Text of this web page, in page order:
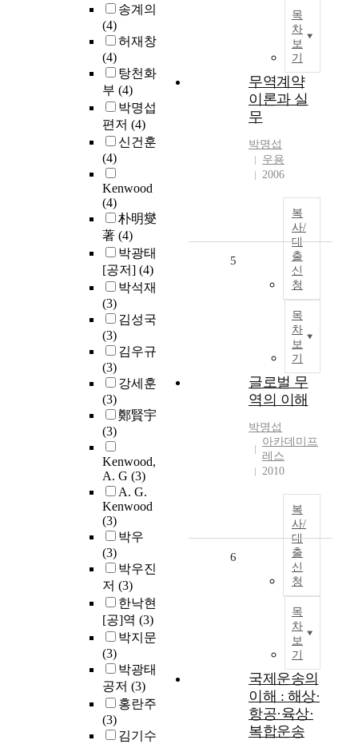
송계의
(4)
허재창
(4)
탕천화
부 (4)
박명섭
편저 (4)
신건훈
(4)
Kenwood
(4)
朴明燮
著 (4)
박광태
[공저] (4)
박석재
(3)
김성국
(3)
김우규
(3)
강세훈
(3)
鄭賢宇
(3)
Kenwood,
A. G (3)
A. G.
Kenwood
(3)
박우
(3)
박우진
저 (3)
한낙현
[공]역 (3)
박지문
(3)
박광태
공저 (3)
홍란주
(3)
김기수
목
차
보
기
무역계약
이론과 실
무
박명섭
우용
2006
복
사/
대
출
신
청
목
차
보
기
5
글로벌 무
역의 이해
박명섭
아카데미프
레스
2010
복
사/
대
출
신
청
목
차
보
기
6
국제운송의
이해 : 해상·
항공·육상·
복합운송